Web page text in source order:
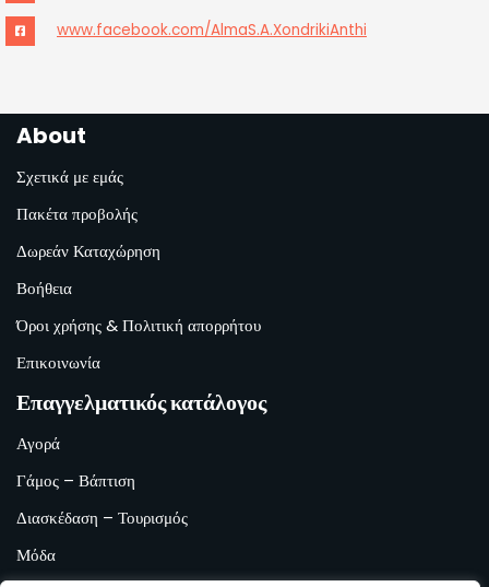
www.facebook.com/AlmaS.A.XondrikiAnthi
About
Σχετικά με εμάς
Πακέτα προβολής
Δωρεάν Καταχώρηση
Βοήθεια
Όροι χρήσης & Πολιτική απορρήτου
Επικοινωνία
Επαγγελματικός κατάλογος
Αγορά
Γάμος – Βάπτιση
Διασκέδαση – Τουρισμός
Μόδα